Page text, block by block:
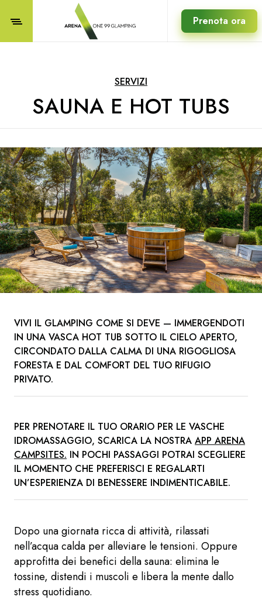
Prenota ora
SERVIZI
SAUNA E HOT TUBS
VIVI IL GLAMPING COME SI DEVE — IMMERGENDOTI
IN UNA VASCA HOT TUB SOTTO IL CIELO APERTO,
CIRCONDATO DALLA CALMA DI UNA RIGOGLIOSA
FORESTA E DAL COMFORT DEL TUO RIFUGIO
PRIVATO.
PER PRENOTARE IL TUO ORARIO PER LE VASCHE
IDROMASSAGGIO, SCARICA LA NOSTRA APP ARENA
CAMPSITES. IN POCHI PASSAGGI POTRAI SCEGLIERE
IL MOMENTO CHE PREFERISCI E REGALARTI
UN’ESPERIENZA DI BENESSERE INDIMENTICABILE.
Dopo una giornata ricca di attività, rilassati
nell’acqua calda per alleviare le tensioni. Oppure
approfitta dei benefici della sauna: elimina le
tossine, distendi i muscoli e libera la mente dallo
stress quotidiano.